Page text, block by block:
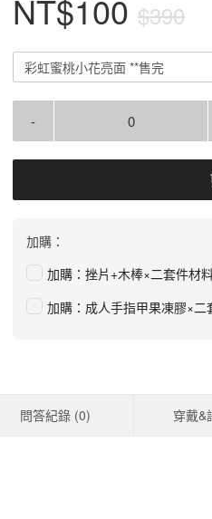
NT$100 $390
彩虹蜜桃小花亮面 **售完
-
加購：
加購：挫片+木棒×二套件材
加購：成人手指甲果凍膠×二
問答紀錄 (0) 穿戴&